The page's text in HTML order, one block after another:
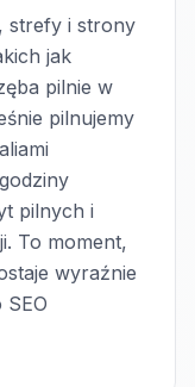
strefy i strony
jak
pilnie w
pilnujemy
pilnych i
To moment,
wyraźnie